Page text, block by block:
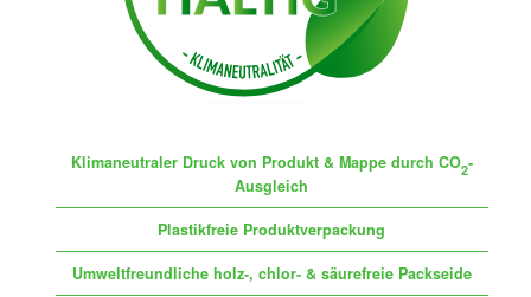
Klimaneutraler Druck von Produkt & Mappe durch CO2-
Ausgleich
Plastikfreie Produktverpackung
Umweltfreundliche holz-, chlor- & säurefreie Packseide